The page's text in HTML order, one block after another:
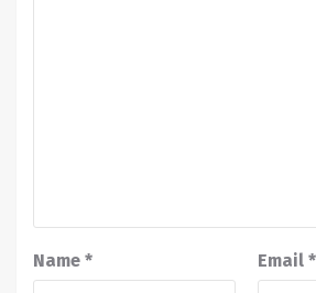
Name * Email *